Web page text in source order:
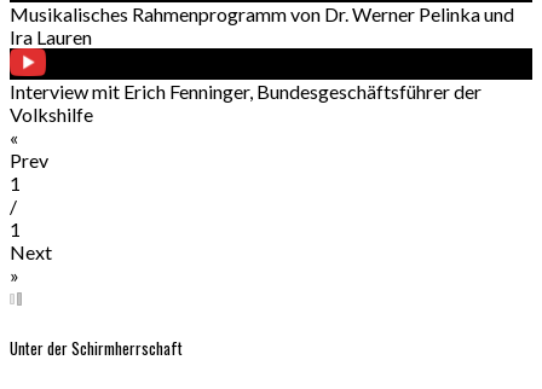
Musikalisches Rahmenprogramm von Dr. Werner Pelinka und
Ira Lauren
Interview mit Erich Fenninger, Bundesgeschäftsführer der
Volkshilfe
«
Prev
1
/
1
Next
»
Unter der Schirmherrschaft